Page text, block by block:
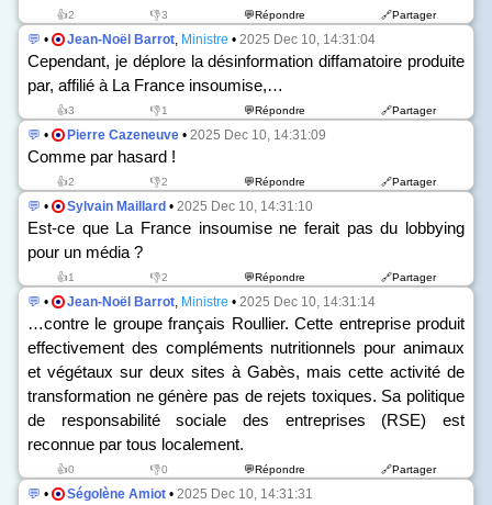
👍2 👎3 💬Répondre 🔗Partager
💬 • Jean-Noël Barrot, Ministre • 2025 Dec 10, 14:31:04
Cependant, je déplore la désinformation diffamatoire produite
par, affilié à La France insoumise,…
👍3 👎1 💬Répondre 🔗Partager
💬 • Pierre Cazeneuve • 2025 Dec 10, 14:31:09
Comme par hasard !
👍2 👎2 💬Répondre 🔗Partager
💬 • Sylvain Maillard • 2025 Dec 10, 14:31:10
Est-ce que La France insoumise ne ferait pas du lobbying
pour un média ?
👍1 👎2 💬Répondre 🔗Partager
💬 • Jean-Noël Barrot, Ministre • 2025 Dec 10, 14:31:14
…contre le groupe français Roullier. Cette entreprise produit
effectivement des compléments nutritionnels pour animaux
et végétaux sur deux sites à Gabès, mais cette activité de
transformation ne génère pas de rejets toxiques. Sa politique
de responsabilité sociale des entreprises (RSE) est
reconnue par tous localement.
👍0 👎0 💬Répondre 🔗Partager
💬 • Ségolène Amiot • 2025 Dec 10, 14:31:31